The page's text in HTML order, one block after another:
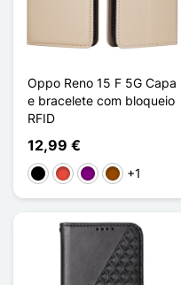
Oppo Reno 15 F 5G Capa
e bracelete com bloqueio
RFID
12,99 €
PretoVermelho
PúrpuraCastanho
+1